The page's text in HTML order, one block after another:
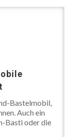
Bastelmobil,
Auch ein
Basti oder die